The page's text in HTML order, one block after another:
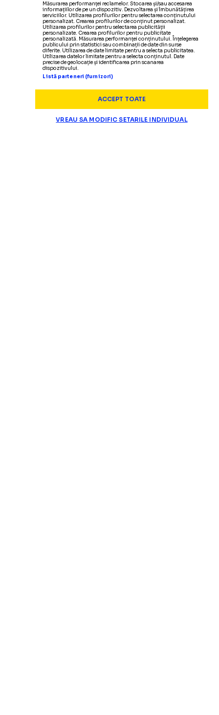
Măsurarea performanței reclamelor. Stocarea și/sau accesarea
informațiilor de pe un dispozitiv. Dezvoltarea și îmbunătățirea
serviciilor. Utilizarea profilurilor pentru selectarea conținutului
personalizat. Crearea profilurilor de conținut personalizat.
Utilizarea profilurilor pentru selectarea publicității
personalizate. Crearea profilurilor pentru publicitate
personalizată. Măsurarea performanței conținutului. Înțelegerea
publicului prin statistici sau combinații de date din surse
diferite. Utilizarea de date limitate pentru a selecta publicitatea.
Utilizarea datelor limitate pentru a selecta conținutul. Date
precise de geolocație și identificarea prin scanarea
dispozitivului.
Listă parteneri (furnizori)
ACCEPT TOATE
VREAU SA MODIFIC SETARILE INDIVIDUAL